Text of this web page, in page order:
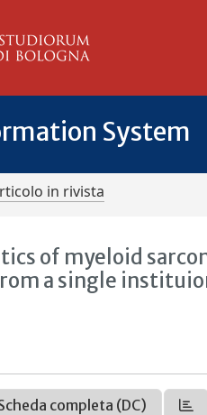
System
in rivista
of myeloid
a single
completa (DC)